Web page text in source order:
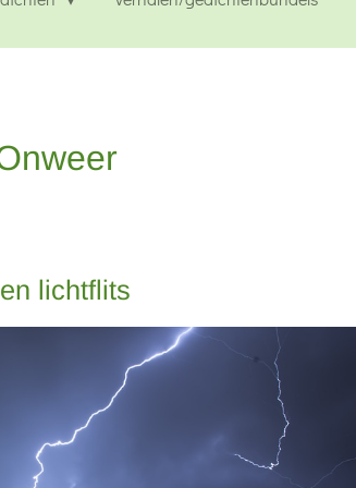
lichtflits